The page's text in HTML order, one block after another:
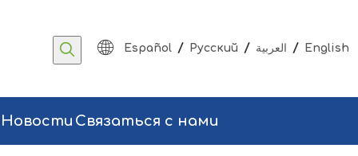
Español / Pусский / العربية / English
Новости Связаться с нами